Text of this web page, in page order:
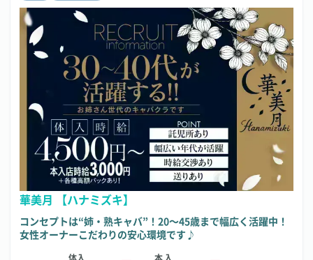
華美月 【ハナミズキ】
コンセプトは“姉・熟キャバ”！20～45歳まで幅広く活躍中！
女性オーナーこだわりの安心環境です♪